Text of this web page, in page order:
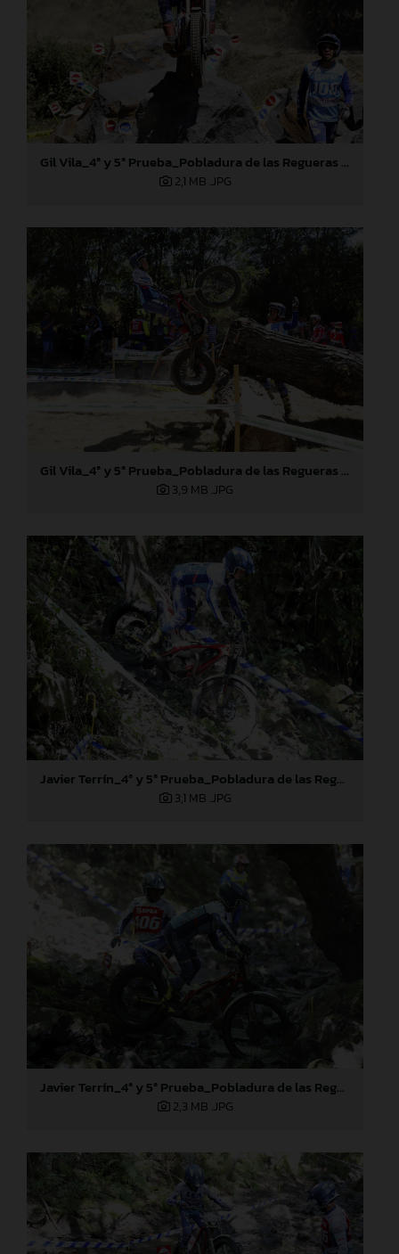
Gil Vila_4ª y 5ª Prueba_Pobladura de las Regueras (León)
2,1 MB .JPG
Gil Vila_4ª y 5ª Prueba_Pobladura de las Regueras (León)
3,9 MB .JPG
Javier Terrín_4ª y 5ª Prueba_Pobladura de las Regueras (León)
3,1 MB .JPG
Javier Terrín_4ª y 5ª Prueba_Pobladura de las Regueras (León)
2,3 MB .JPG